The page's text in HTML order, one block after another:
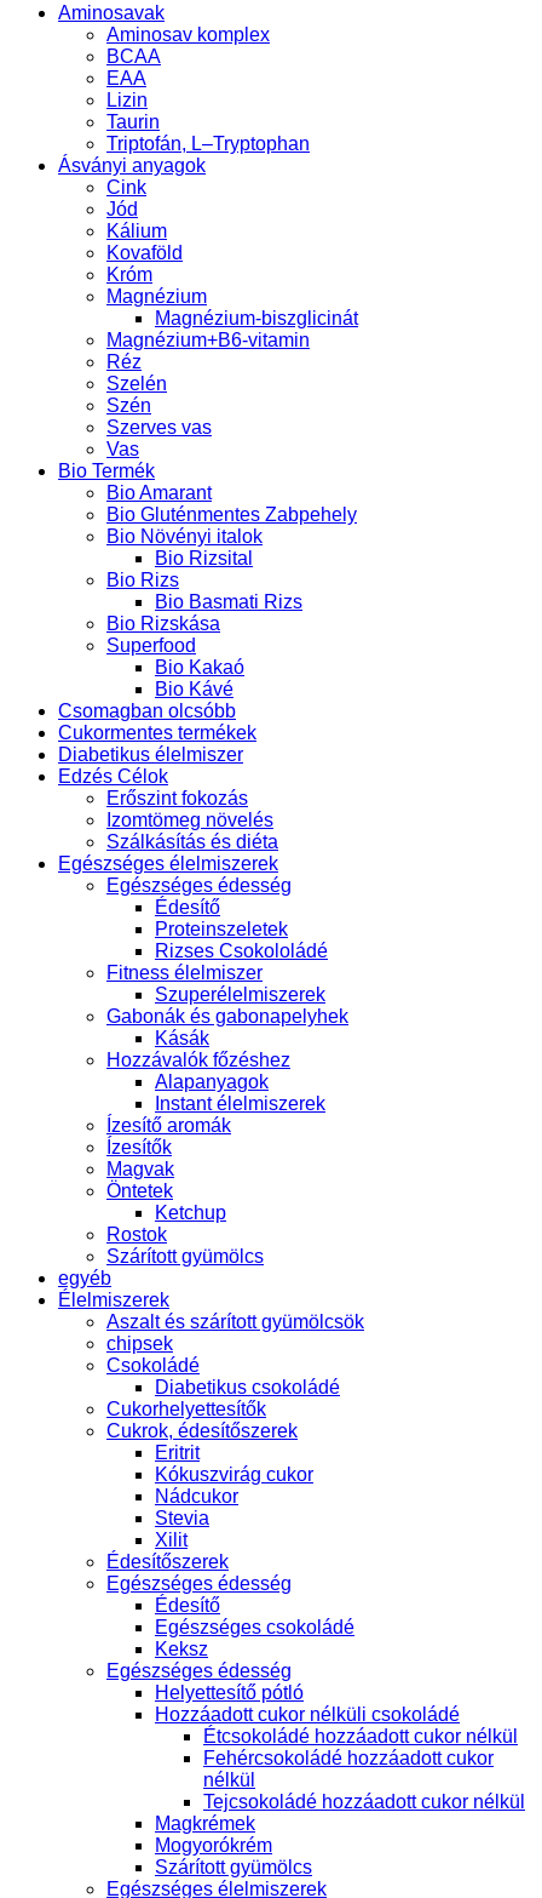
Aminosavak
Aminosav komplex
BCAA
EAA
Lizin
Taurin
Triptofán, L–Tryptophan
Ásványi anyagok
Cink
Jód
Kálium
Kovaföld
Króm
Magnézium
Magnézium-biszglicinát
Magnézium+B6-vitamin
Réz
Szelén
Szén
Szerves vas
Vas
Bio Termék
Bio Amarant
Bio Gluténmentes Zabpehely
Bio Növényi italok
Bio Rizsital
Bio Rizs
Bio Basmati Rizs
Bio Rizskása
Superfood
Bio Kakaó
Bio Kávé
Csomagban olcsóbb
Cukormentes termékek
Diabetikus élelmiszer
Edzés Célok
Erőszint fokozás
Izomtömeg növelés
Szálkásítás és diéta
Egészséges élelmiszerek
Egészséges édesség
Édesítő
Proteinszeletek
Rizses Csokololádé
Fitness élelmiszer
Szuperélelmiszerek
Gabonák és gabonapelyhek
Kásák
Hozzávalók főzéshez
Alapanyagok
Instant élelmiszerek
Ízesítő aromák
Ízesítők
Magvak
Öntetek
Ketchup
Rostok
Szárított gyümölcs
egyéb
Élelmiszerek
Aszalt és szárított gyümölcsök
chipsek
Csokoládé
Diabetikus csokoládé
Cukorhelyettesítők
Cukrok, édesítőszerek
Eritrit
Kókuszvirág cukor
Nádcukor
Stevia
Xilit
Édesítőszerek
Egészséges édesség
Édesítő
Egészséges csokoládé
Keksz
Egészséges édesség
Helyettesítő pótló
Hozzáadott cukor nélküli csokoládé
Étcsokoládé hozzáadott cukor nélkül
Fehércsokoládé hozzáadott cukor
nélkül
Tejcsokoládé hozzáadott cukor nélkül
Magkrémek
Mogyorókrém
Szárított gyümölcs
Egészséges élelmiszerek